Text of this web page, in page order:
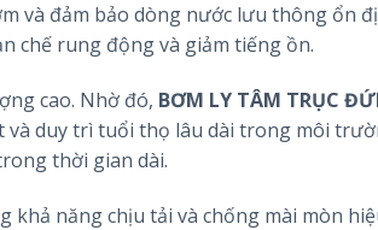
và đảm bảo dòng nước lưu thông ổn
chế rung động và giảm tiếng ồn.
cao. Nhờ đó, BƠM LY TÂM TRỤC
và duy trì tuổi thọ lâu dài trong môi
thời gian dài.
năng chịu tải và chống mài mòn